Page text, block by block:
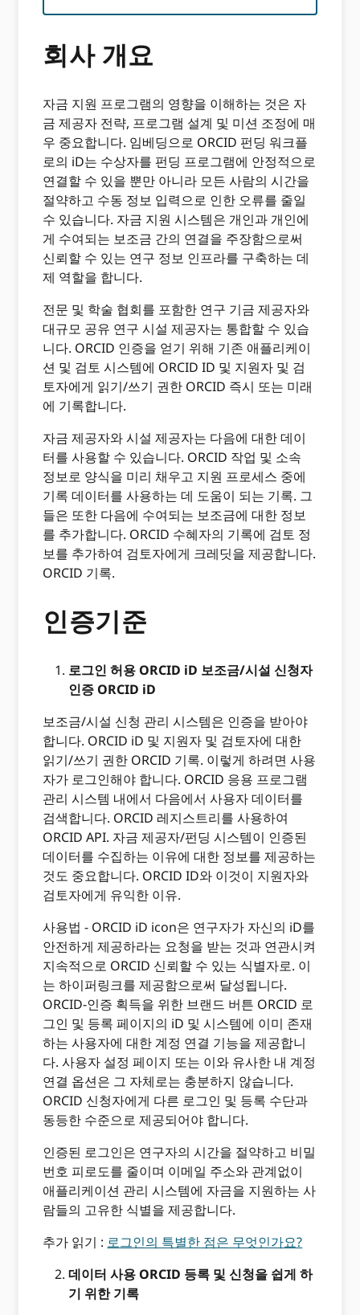
회사 개요
자금 지원 프로그램의 영향을 이해하는 것은 자
금 제공자 전략, 프로그램 설계 및 미션 조정에 매
우 중요합니다. 임베딩으로 ORCID 펀딩 워크플
로의 iD는 수상자를 펀딩 프로그램에 안정적으로
연결할 수 있을 뿐만 아니라 모든 사람의 시간을
절약하고 수동 정보 입력으로 인한 오류를 줄일
수 있습니다. 자금 지원 시스템은 개인과 개인에
게 수여되는 보조금 간의 연결을 주장함으로써
신뢰할 수 있는 연구 정보 인프라를 구축하는 데
제 역할을 합니다.
전문 및 학술 협회를 포함한 연구 기금 제공자와
대규모 공유 연구 시설 제공자는 통합할 수 있습
니다. ORCID 인증을 얻기 위해 기존 애플리케이
션 및 검토 시스템에 ORCID ID 및 지원자 및 검
토자에게 읽기/쓰기 권한 ORCID 즉시 또는 미래
에 기록합니다.
자금 제공자와 시설 제공자는 다음에 대한 데이
터를 사용할 수 있습니다. ORCID 작업 및 소속
정보로 양식을 미리 채우고 지원 프로세스 중에
기록 데이터를 사용하는 데 도움이 되는 기록. 그
들은 또한 다음에 수여되는 보조금에 대한 정보
를 추가합니다. ORCID 수혜자의 기록에 검토 정
보를 추가하여 검토자에게 크레딧을 제공합니다.
ORCID 기록.
인증기준
로그인 허용 ORCID iD 보조금/시설 신청자
인증 ORCID iD
보조금/시설 신청 관리 시스템은 인증을 받아야
합니다. ORCID iD 및 지원자 및 검토자에 대한
읽기/쓰기 권한 ORCID 기록. 이렇게 하려면 사용
자가 로그인해야 합니다. ORCID 응용 프로그램
관리 시스템 내에서 다음에서 사용자 데이터를
검색합니다. ORCID 레지스트리를 사용하여
ORCID API. 자금 제공자/펀딩 시스템이 인증된
데이터를 수집하는 이유에 대한 정보를 제공하는
것도 중요합니다. ORCID ID와 이것이 지원자와
검토자에게 유익한 이유.
사용법 - ORCID iD icon은 연구자가 자신의 iD를
안전하게 제공하라는 요청을 받는 것과 연관시켜
지속적으로 ORCID 신뢰할 수 있는 식별자로. 이
는 하이퍼링크를 제공함으로써 달성됩니다.
ORCID-인증 획득을 위한 브랜드 버튼 ORCID 로
그인 및 등록 페이지의 iD 및 시스템에 이미 존재
하는 사용자에 대한 계정 연결 기능을 제공합니
다. 사용자 설정 페이지 또는 이와 유사한 내 계정
연결 옵션은 그 자체로는 충분하지 않습니다.
ORCID 신청자에게 다른 로그인 및 등록 수단과
동등한 수준으로 제공되어야 합니다.
인증된 로그인은 연구자의 시간을 절약하고 비밀
번호 피로도를 줄이며 이메일 주소와 관계없이
애플리케이션 관리 시스템에 자금을 지원하는 사
람들의 고유한 식별을 제공합니다.
추가 읽기 : 로그인의 특별한 점은 무엇인가요?
데이터 사용 ORCID 등록 및 신청을 쉽게 하
기 위한 기록